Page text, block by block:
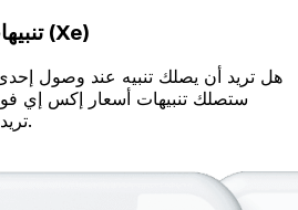
تنبيهات الأسعار من إكس إي (Xe)
هل تريد أن يصلك تنبيه عند وصول
ستصلك تنبيهات أسعار إكس إي
تريده لزوج العملات التي تهمك.